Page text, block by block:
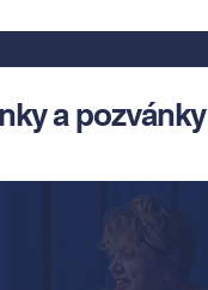
a pozvánky